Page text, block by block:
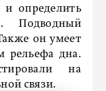
определить
Подводный
он умеет
рельефа дна.
на
связи.